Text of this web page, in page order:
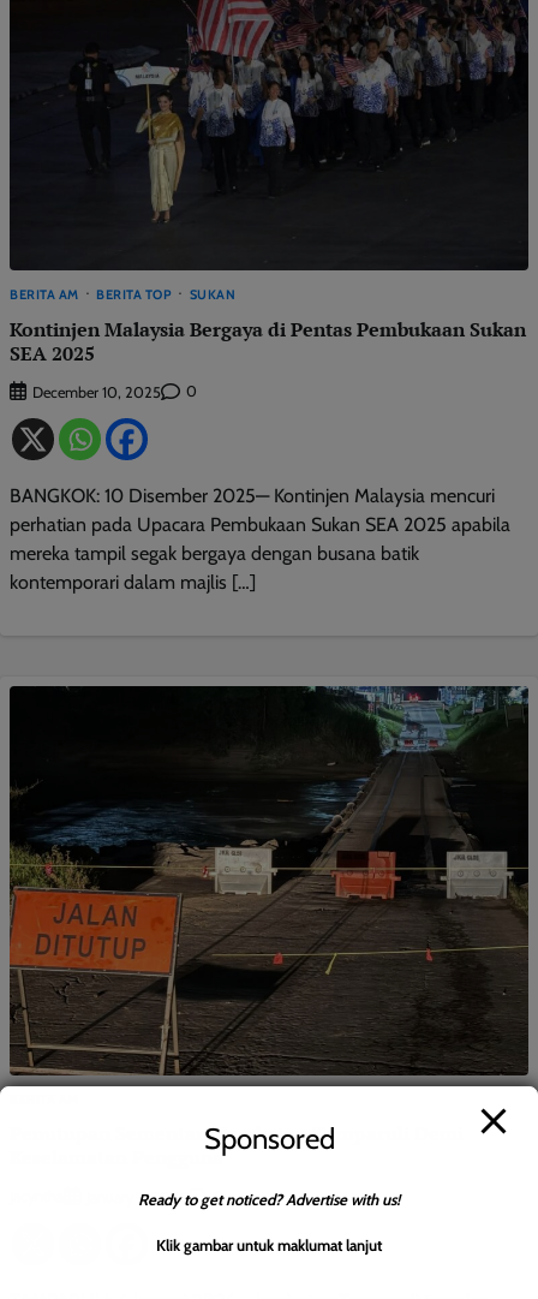
BERITA AM BERITA TOP SUKAN
Kontinjen Malaysia Bergaya di Pentas Pembukaan Sukan
SEA 2025
December 10, 2025 0
BANGKOK: 10 Disember 2025— Kontinjen Malaysia mencuri
perhatian pada Upacara Pembukaan Sukan SEA 2025 apabila
mereka tampil segak bergaya dengan busana batik
kontemporari dalam majlis […]
Penutupan Sementara Jambatan Tamparuli Demi
Keselamatan Pengguna
January 7, 2026 0
Sponsored
Ready to get noticed? Advertise with us!
Klik gambar untuk maklumat lanjut